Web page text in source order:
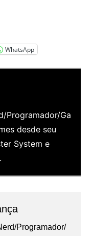
WhatsApp
Programador/Ga
desde seu
System e
Programador/